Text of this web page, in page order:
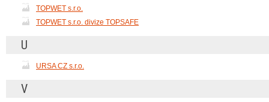
TOPWET s.r.o.
TOPWET s.r.o. divize TOPSAFE
U
URSA CZ s.r.o.
V